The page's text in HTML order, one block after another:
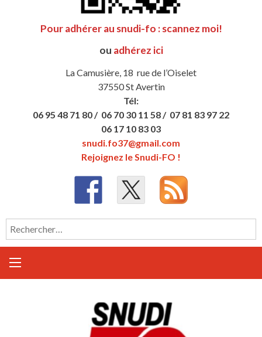
Pour adhérer au snudi-fo : scannez moi!
ou adhérez ici
La Camusière, 18 rue de l’Oiselet
37550 St Avertin
Tél:
06 95 48 71 80 / 06 70 30 11 58 / 07 81 83 97 22
06 17 10 83 03
snudi.fo37@gmail.com
Rejoignez le Snudi-FO !
Rechercher :